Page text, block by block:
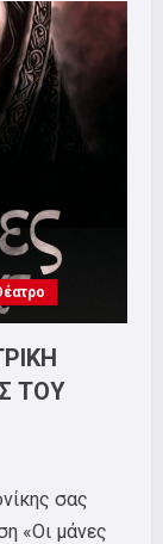
ΤΟΥ
σας
«Οι μάνες